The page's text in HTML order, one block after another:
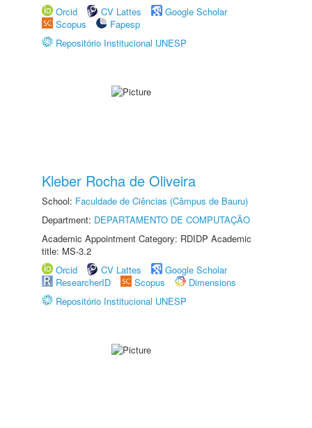
Orcid
CV Lattes
Google Scholar
Scopus
Fapesp
Repositório Institucional UNESP
Kleber Rocha de Oliveira
School: Faculdade de Ciências (Câmpus de Bauru)
Department: DEPARTAMENTO DE COMPUTAÇÃO
Academic Appointment Category: RDIDP Academic
title: MS-3.2
Orcid
CV Lattes
Google Scholar
ResearcherID
Scopus
Dimensions
Repositório Institucional UNESP